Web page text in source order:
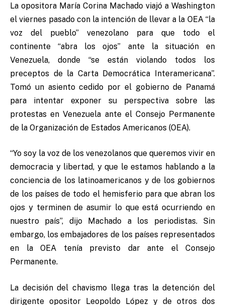
La opositora María Corina Machado viajó a Washington
el viernes pasado con la intención de llevar a la OEA “la
voz del pueblo” venezolano para que todo el
continente “abra los ojos” ante la situación en
Venezuela, donde “se están violando todos los
preceptos de la Carta Democrática Interamericana”.
Tomó un asiento cedido por el gobierno de Panamá
para intentar exponer su perspectiva sobre las
protestas en Venezuela ante el Consejo Permanente
de la Organización de Estados Americanos (OEA).
“Yo soy la voz de los venezolanos que queremos vivir en
democracia y libertad, y que le estamos hablando a la
conciencia de los latinoamericanos y de los gobiernos
de los países de todo el hemisferio para que abran los
ojos y terminen de asumir lo que está ocurriendo en
nuestro país”, dijo Machado a los periodistas. Sin
embargo, los embajadores de los países representados
en la OEA tenía previsto dar ante el Consejo
Permanente.
La decisión del chavismo llega tras la detención del
dirigente opositor Leopoldo López y de otros dos